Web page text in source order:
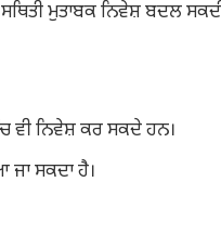
ਮੁਤਾਬਕ ਨਿਵੇਸ਼ ਬਦਲ
ਵੀ ਨਿਵੇਸ਼ ਕਰ ਸਕਦੇ ਹਨ।
ਜਾ ਸਕਦਾ ਹੈ।